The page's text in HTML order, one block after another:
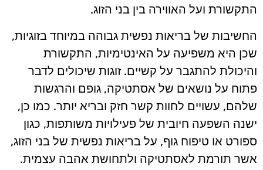
התקשורת ועל האווירה בין בני הזוג.
החשיבות של בריאות נפשית גבוהה במיוחד בזוגיות,
שכן היא משפיעה על האינטימיות, התקשורת
והיכולת להתגבר על קשיים. זוגות שיכולים לדבר
פתוח על נושאים של אסתטיקה, גופם והרגשות
שלהם, עשויים לחוות קשר חזק ובריא יותר. כמו כן,
ישנה השפעה חיובית של פעילויות משותפות, כגון
ספורט או טיפוח גוף, על בריאות נפשית של בני הזוג,
אשר תורמת לאסתטיקה ולתחושת אהבה עצמית.